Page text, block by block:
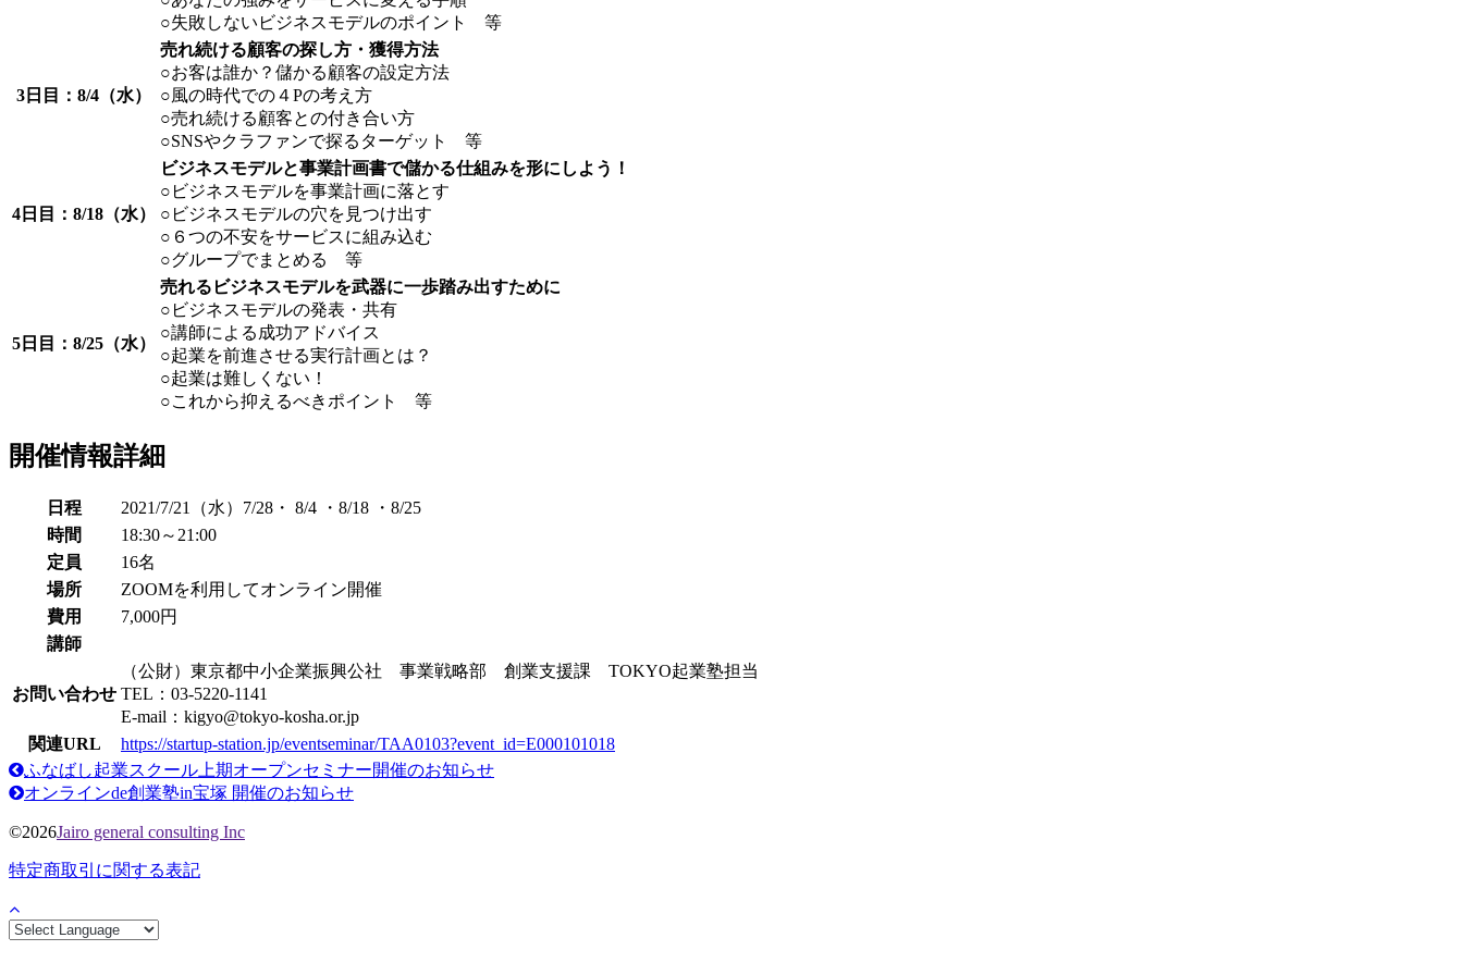
○失敗しないビジネスモデルのポイント 等
3日目：8/4（水）
売れ続ける顧客の探し方・獲得方法
○お客は誰か？儲かる顧客の設定方法
○風の時代での４Pの考え方
○売れ続ける顧客との付き合い方
○SNSやクラファンで探るターゲット 等
4日目：8/18（水）
ビジネスモデルと事業計画書で儲かる仕組みを形にしよう！
○ビジネスモデルを事業計画に落とす
○ビジネスモデルの穴を見つけ出す
○６つの不安をサービスに組み込む
○グループでまとめる 等
5日目：8/25（水）
売れるビジネスモデルを武器に一歩踏み出すために
○ビジネスモデルの発表・共有
○講師による成功アドバイス
○起業を前進させる実行計画とは？
○起業は難しくない！
○これから抑えるべきポイント 等
開催情報詳細
日程
2021/7/21（水）7/28・ 8/4 ・8/18 ・8/25
時間
18:30～21:00
定員
16名
場所
ZOOMを利用してオンライン開催
費用
7,000円
講師
お問い合わせ
（公財）東京都中小企業振興公社 事業戦略部 創業支援課 TOKYO起業塾担当
TEL：03-5220-1141
E-mail：kigyo@tokyo-kosha.or.jp
関連URL
https://startup-station.jp/eventseminar/TAA0103?event_id=E000101018
ふなばし起業スクール上期オープンセミナー開催のお知らせ
オンラインde創業塾in宝塚 開催のお知らせ
©2026Jairo general consulting Inc
特定商取引に関する表記